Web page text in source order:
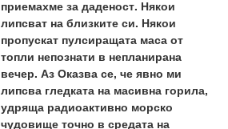
приемахме за даденост. Някои
липсват на близките си. Някои
пропускат пулсиращата маса от
топли непознати в непланирана
вечер. Аз Оказва се, че явно ми
липсва гледката на масивна горила,
удряща радиоактивно морско
чудовище точно в средата на